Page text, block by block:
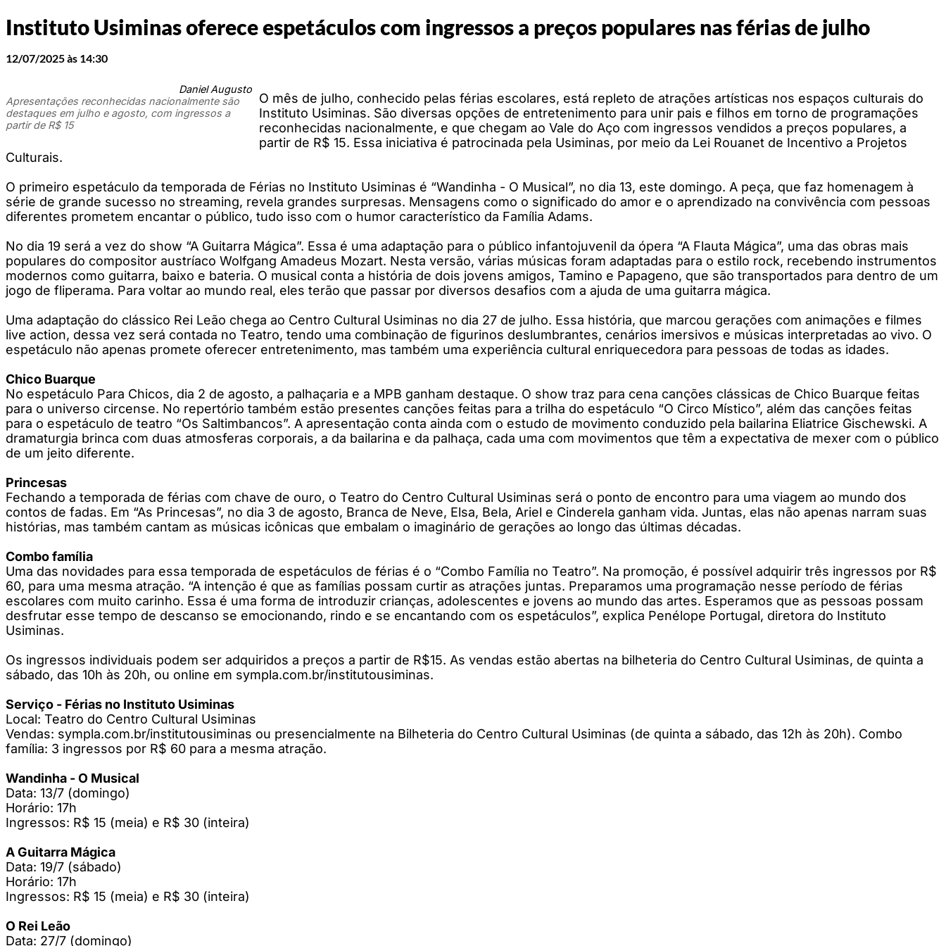
Instituto Usiminas oferece espetáculos com ingressos a preços populares nas férias de julho
12/07/2025 às 14:30
Daniel Augusto
Apresentações reconhecidas nacionalmente são
destaques em julho e agosto, com ingressos a
partir de R$ 15
O mês de julho, conhecido pelas férias escolares, está repleto de atrações artísticas nos espaços culturais do
Instituto Usiminas. São diversas opções de entretenimento para unir pais e filhos em torno de programações
reconhecidas nacionalmente, e que chegam ao Vale do Aço com ingressos vendidos a preços populares, a
partir de R$ 15. Essa iniciativa é patrocinada pela Usiminas, por meio da Lei Rouanet de Incentivo a Projetos
Culturais.
O primeiro espetáculo da temporada de Férias no Instituto Usiminas é “Wandinha - O Musical”, no dia 13, este domingo. A peça, que faz homenagem à
série de grande sucesso no streaming, revela grandes surpresas. Mensagens como o significado do amor e o aprendizado na convivência com pessoas
diferentes prometem encantar o público, tudo isso com o humor característico da Família Adams.
No dia 19 será a vez do show “A Guitarra Mágica”. Essa é uma adaptação para o público infantojuvenil da ópera “A Flauta Mágica”, uma das obras mais
populares do compositor austríaco Wolfgang Amadeus Mozart. Nesta versão, várias músicas foram adaptadas para o estilo rock, recebendo instrumentos
modernos como guitarra, baixo e bateria. O musical conta a história de dois jovens amigos, Tamino e Papageno, que são transportados para dentro de um
jogo de fliperama. Para voltar ao mundo real, eles terão que passar por diversos desafios com a ajuda de uma guitarra mágica.
Uma adaptação do clássico Rei Leão chega ao Centro Cultural Usiminas no dia 27 de julho. Essa história, que marcou gerações com animações e filmes
live action, dessa vez será contada no Teatro, tendo uma combinação de figurinos deslumbrantes, cenários imersivos e músicas interpretadas ao vivo. O
espetáculo não apenas promete oferecer entretenimento, mas também uma experiência cultural enriquecedora para pessoas de todas as idades.
Chico Buarque
No espetáculo Para Chicos, dia 2 de agosto, a palhaçaria e a MPB ganham destaque. O show traz para cena canções clássicas de Chico Buarque feitas
para o universo circense. No repertório também estão presentes canções feitas para a trilha do espetáculo “O Circo Místico”, além das canções feitas
para o espetáculo de teatro “Os Saltimbancos”. A apresentação conta ainda com o estudo de movimento conduzido pela bailarina Eliatrice Gischewski. A
dramaturgia brinca com duas atmosferas corporais, a da bailarina e da palhaça, cada uma com movimentos que têm a expectativa de mexer com o público
de um jeito diferente.
Princesas
Fechando a temporada de férias com chave de ouro, o Teatro do Centro Cultural Usiminas será o ponto de encontro para uma viagem ao mundo dos
contos de fadas. Em “As Princesas”, no dia 3 de agosto, Branca de Neve, Elsa, Bela, Ariel e Cinderela ganham vida. Juntas, elas não apenas narram suas
histórias, mas também cantam as músicas icônicas que embalam o imaginário de gerações ao longo das últimas décadas.
Combo família
Uma das novidades para essa temporada de espetáculos de férias é o “Combo Família no Teatro”. Na promoção, é possível adquirir três ingressos por R$
60, para uma mesma atração. “A intenção é que as famílias possam curtir as atrações juntas. Preparamos uma programação nesse período de férias
escolares com muito carinho. Essa é uma forma de introduzir crianças, adolescentes e jovens ao mundo das artes. Esperamos que as pessoas possam
desfrutar esse tempo de descanso se emocionando, rindo e se encantando com os espetáculos”, explica Penélope Portugal, diretora do Instituto
Usiminas.
Os ingressos individuais podem ser adquiridos a preços a partir de R$15. As vendas estão abertas na bilheteria do Centro Cultural Usiminas, de quinta a
sábado, das 10h às 20h, ou online em sympla.com.br/institutousiminas.
Serviço - Férias no Instituto Usiminas
Local: Teatro do Centro Cultural Usiminas
Vendas: sympla.com.br/institutousiminas ou presencialmente na Bilheteria do Centro Cultural Usiminas (de quinta a sábado, das 12h às 20h). Combo
família: 3 ingressos por R$ 60 para a mesma atração.
Wandinha - O Musical
Data: 13/7 (domingo)
Horário: 17h
Ingressos: R$ 15 (meia) e R$ 30 (inteira)
A Guitarra Mágica
Data: 19/7 (sábado)
Horário: 17h
Ingressos: R$ 15 (meia) e R$ 30 (inteira)
O Rei Leão
Data: 27/7 (domingo)